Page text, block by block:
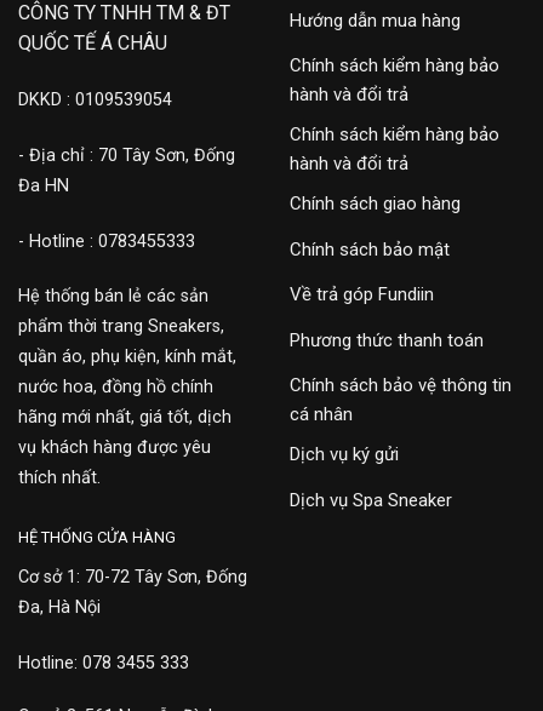
CÔNG TY TNHH TM & ĐT
QUỐC TẾ Á CHÂU
DKKD : 0109539054
- Địa chỉ : 70 Tây Sơn, Đống
Đa HN
- Hotline : 0783455333
Hệ thống bán lẻ các sản
phẩm thời trang Sneakers,
quần áo, phụ kiện, kính mắt,
nước hoa, đồng hồ chính
hãng mới nhất, giá tốt, dịch
vụ khách hàng được yêu
thích nhất.
Hướng dẫn mua hàng
Chính sách kiểm hàng bảo
hành và đổi trả
Chính sách kiểm hàng bảo
hành và đổi trả
Chính sách giao hàng
Chính sách bảo mật
Về trả góp Fundiin
Phương thức thanh toán
Chính sách bảo vệ thông tin
cá nhân
Dịch vụ ký gửi
Dịch vụ Spa Sneaker
HỆ THỐNG CỬA HÀNG
Cơ sở 1: 70-72 Tây Sơn, Đống
Đa, Hà Nội
Hotline: 078 3455 333